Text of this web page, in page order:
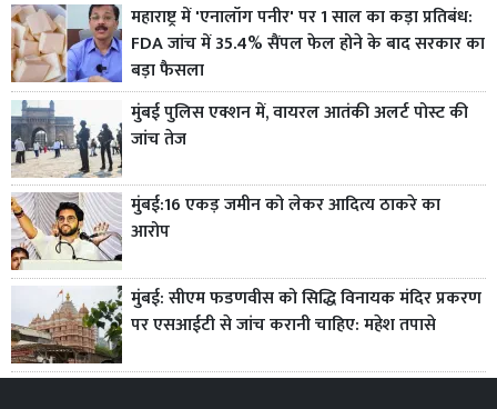
महाराष्ट्र में 'एनालॉग पनीर' पर 1 साल का कड़ा प्रतिबंध:
FDA जांच में 35.4% सैंपल फेल होने के बाद सरकार का
बड़ा फैसला
मुंबई पुलिस एक्शन में, वायरल आतंकी अलर्ट पोस्ट की
जांच तेज
मुंबई:16 एकड़ जमीन को लेकर आदित्य ठाकरे का
आरोप
मुंबई: सीएम फडणवीस को सिद्धि विनायक मंदिर प्रकरण
पर एसआईटी से जांच करानी चाहिए: महेश तपासे